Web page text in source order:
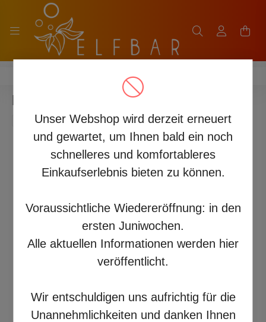
Unser Webshop wird derzeit erneuert
und gewartet, um Ihnen bald ein noch
schnelleres und komfortableres
Einkaufserlebnis bieten zu können.
Voraussichtliche Wiedereröffnung: in den
ersten Juniwochen.
Alle aktuellen Informationen werden hier
veröffentlicht.
Wir entschuldigen uns aufrichtig für die
Unannehmlichkeiten und danken Ihnen
HITME HM20000
HITME HM20000 ANANAS EIS